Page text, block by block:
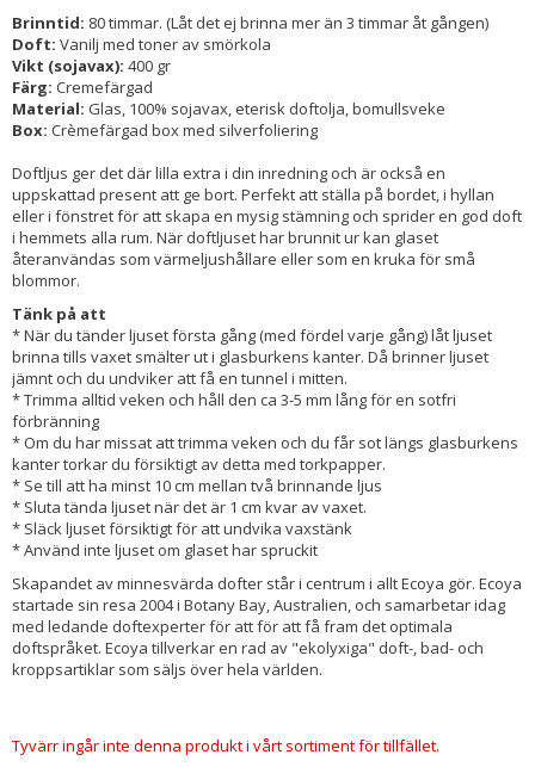
Brinntid: 80 timmar. (Låt det ej brinna mer än 3 timmar åt gången)
Doft: Vanilj med toner av smörkola
Vikt (sojavax): 400 gr
Färg: Cremefärgad
Material: Glas, 100% sojavax, eterisk doftolja, bomullsveke
Box: Crèmefärgad box med silverfoliering
Doftljus ger det där lilla extra i din inredning och är också en
uppskattad present att ge bort. Perfekt att ställa på bordet, i hyllan
eller i fönstret för att skapa en mysig stämning och sprider en god doft
i hemmets alla rum. När doftljuset har brunnit ur kan glaset
återanvändas som värmeljushållare eller som en kruka för små
blommor.
Tänk på att
* När du tänder ljuset första gång (med fördel varje gång) låt ljuset
brinna tills vaxet smälter ut i glasburkens kanter. Då brinner ljuset
jämnt och du undviker att få en tunnel i mitten.
* Trimma alltid veken och håll den ca 3-5 mm lång för en sotfri
förbränning
* Om du har missat att trimma veken och du får sot längs glasburkens
kanter torkar du försiktigt av detta med torkpapper.
* Se till att ha minst 10 cm mellan två brinnande ljus
* Sluta tända ljuset när det är 1 cm kvar av vaxet.
* Släck ljuset försiktigt för att undvika vaxstänk
​* Använd inte ljuset om glaset har spruckit
Skapandet av minnesvärda dofter står i centrum i allt Ecoya gör. Ecoya
startade sin resa 2004 i Botany Bay, Australien, och samarbetar idag
med ledande doftexperter för att för att få fram det optimala
doftspråket. Ecoya tillverkar en rad av "ekolyxiga" doft-, bad- och
kroppsartiklar som säljs över hela världen.
Tyvärr ingår inte denna produkt i vårt sortiment för tillfället.